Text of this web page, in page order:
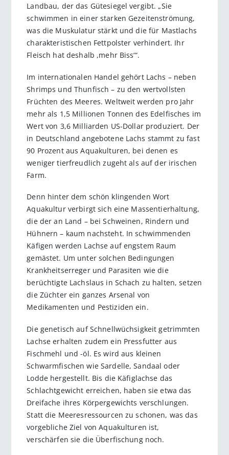
Landbau, der das Gütesiegel vergibt. „Sie
schwimmen in einer starken Gezeitenströmung,
was die Muskulatur stärkt und die für Mastlachs
charakteristischen Fettpolster verhindert. Ihr
Fleisch hat deshalb ,mehr Biss‘“.
Im internationalen Handel gehört Lachs – neben
Shrimps und Thunfisch – zu den wertvollsten
Früchten des Meeres. Weltweit werden pro Jahr
mehr als 1,5 Millionen Tonnen des Edelfisches im
Wert von 3,6 Milliarden US-Dollar produziert. Der
in Deutschland angebotene Lachs stammt zu fast
90 Prozent aus Aquakulturen, bei denen es
weniger tierfreudlich zugeht als auf der irischen
Farm.
Denn hinter dem schön klingenden Wort
Aquakultur verbirgt sich eine Massentierhaltung,
die der an Land – bei Schweinen, Rindern und
Hühnern – kaum nachsteht. In schwimmenden
Käfigen werden Lachse auf engstem Raum
gemästet. Um unter solchen Bedingungen
Krankheitserreger und Parasiten wie die
berüchtigte Lachslaus in Schach zu halten, setzen
die Züchter ein ganzes Arsenal von
Medikamenten und Pestiziden ein.
Die genetisch auf Schnellwüchsigkeit getrimmten
Lachse erhalten zudem ein Pressfutter aus
Fischmehl und -öl. Es wird aus kleinen
Schwarmfischen wie Sardelle, Sandaal oder
Lodde hergestellt. Bis die Käfiglachse das
Schlachtgewicht erreichen, haben sie etwa das
Dreifache ihres Körpergewichts verschlungen.
Statt die Meeresressourcen zu schonen, was das
vorgebliche Ziel von Aquakulturen ist,
verschärfen sie die Überfischung noch.